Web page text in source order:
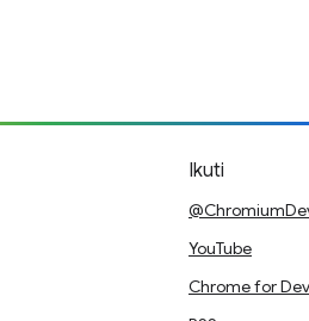
Ikuti
YouTube
Chrome for